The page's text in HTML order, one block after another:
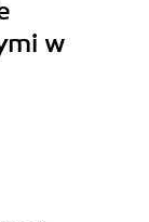
w